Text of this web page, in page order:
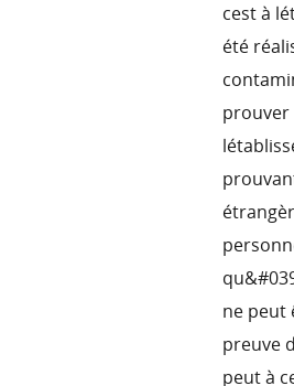
cest à
été
prouver
ne peut
preuve
peut à